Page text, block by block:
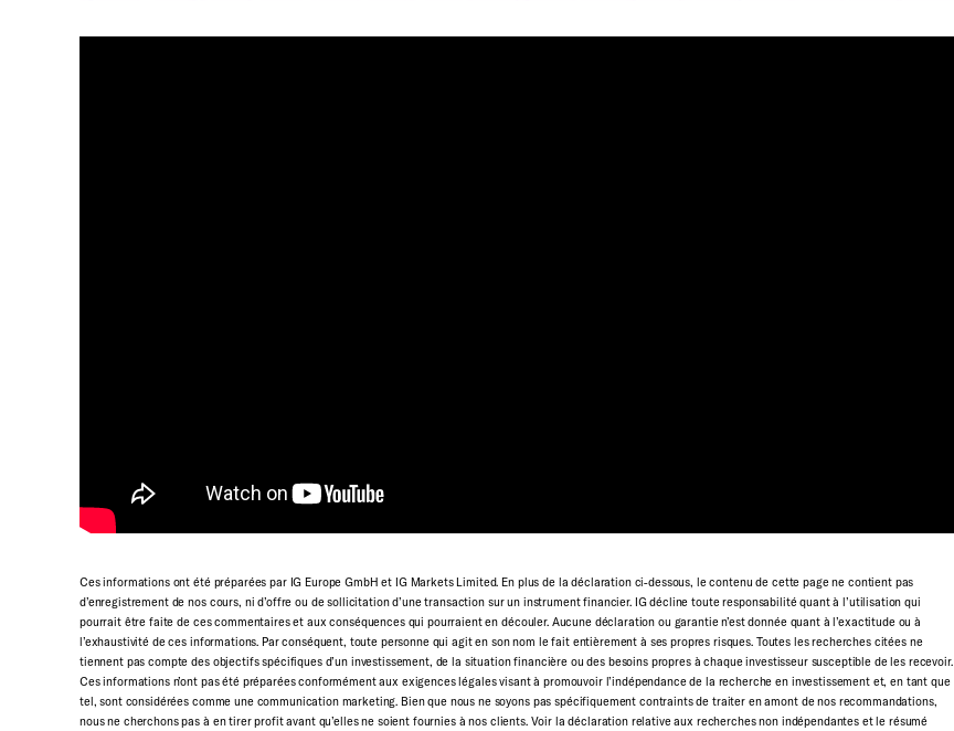
Ces informations ont été préparées par IG Europe GmbH et IG Markets Limited. En plus de la déclaration ci-dessous, le contenu de cette page ne contient pas
d’enregistrement de nos cours, ni d’offre ou de sollicitation d’une transaction sur un instrument financier. IG décline toute responsabilité quant à l’utilisation qui
pourrait être faite de ces commentaires et aux conséquences qui pourraient en découler. Aucune déclaration ou garantie n’est donnée quant à l’exactitude ou à
l’exhaustivité de ces informations. Par conséquent, toute personne qui agit en son nom le fait entièrement à ses propres risques. Toutes les recherches citées ne
tiennent pas compte des objectifs spécifiques d’un investissement, de la situation financière ou des besoins propres à chaque investisseur susceptible de les recevoir.
Ces informations n’ont pas été préparées conformément aux exigences légales visant à promouvoir l’indépendance de la recherche en investissement et, en tant que
tel, sont considérées comme une communication marketing. Bien que nous ne soyons pas spécifiquement contraints de traiter en amont de nos recommandations,
nous ne cherchons pas à en tirer profit avant qu’elles ne soient fournies à nos clients. Voir la déclaration relative aux recherches non indépendantes et le résumé